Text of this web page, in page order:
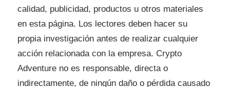
calidad, publicidad, productos u otros materiales
en esta página. Los lectores deben hacer su
propia investigación antes de realizar cualquier
acción relacionada con la empresa. Crypto
Adventure no es responsable, directa o
indirectamente, de ningún daño o pérdida causado